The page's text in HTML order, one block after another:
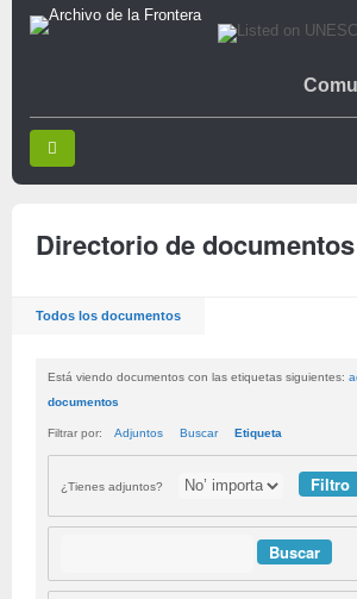
Directorio de documentos
Todos los documentos
Está viendo documentos con las etiquetas siguientes:
documentos
Filtrar por: Adjuntos Buscar Etiqueta
¿Tienes adjuntos?